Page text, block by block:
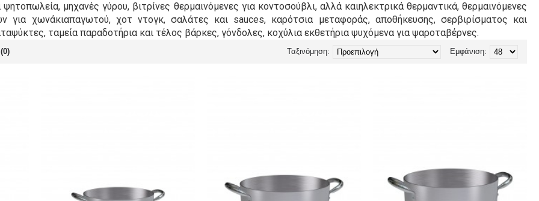
μηχανές γύρου, βιτρίνες θερμαινόμενες για κοντοσούβλι, αλλά καιηλεκτρικά θερμαντικά, θερμαινόμενες
για χωνάκιαπαγωτού, χοτ ντογκ, σαλάτες και sauces, καρότσια μεταφοράς, αποθήκευσης, σερβιρίσματος και
ταμεία παραδοτήρια και τέλος βάρκες, γόνδολες, κοχύλια εκθετήρια ψυχόμενα για ψαροταβέρνες.
Εμφάνιση:
Ταξινόμηση: